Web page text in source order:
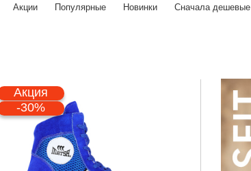
Акции Популярные Новинки Сначала дешевые
Акция
-30%